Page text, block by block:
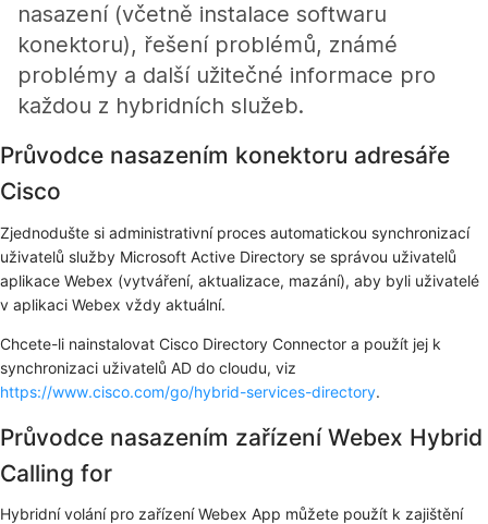
nasazení (včetně instalace softwaru
konektoru), řešení problémů, známé
problémy a další užitečné informace pro
každou z hybridních služeb.
Průvodce nasazením konektoru adresáře
Cisco
Zjednodušte si administrativní proces automatickou synchronizací
uživatelů služby Microsoft Active Directory se správou uživatelů
aplikace Webex (vytváření, aktualizace, mazání), aby byli uživatelé
v aplikaci Webex vždy aktuální.
Chcete-li nainstalovat Cisco Directory Connector a použít jej k
synchronizaci uživatelů AD do cloudu, viz
https://www.cisco.com/go/hybrid-services-directory.
Průvodce nasazením zařízení Webex Hybrid
Calling for
Hybridní volání pro zařízení Webex App můžete použít k zajištění